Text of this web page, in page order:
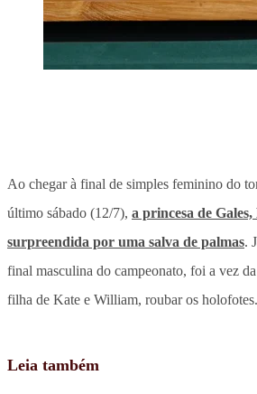
Ao chegar à final de simples feminino do
último sábado (12/7), a princesa de
surpreendida por uma salva de palmas.
final masculina do campeonato, foi a vez
filha de Kate e William, roubar os holofotes.
Leia também